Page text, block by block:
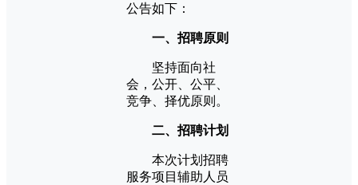
公告如下：
一、招聘原则
坚持面向社
会，公开、公平、
竞争、择优原则。
二、招聘计划
本次计划招聘
服务项目辅助人员